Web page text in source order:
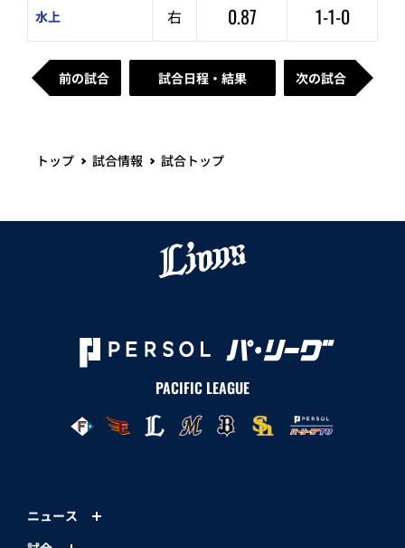
水上 右 0.87 1-1-0
前の試合 試合日程・結果 次の試合
トップ 試合情報 試合トップ
PACIFIC LEAGUE
ニュース